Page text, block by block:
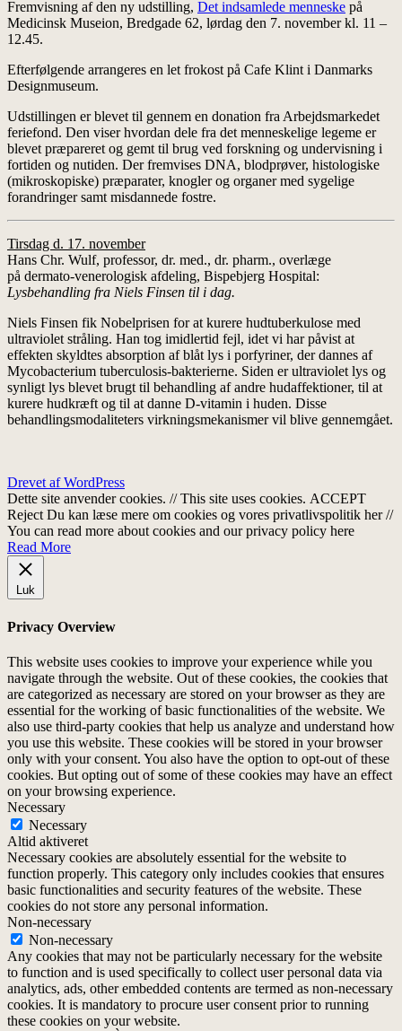
Fremvisning af den ny udstilling, Det indsamlede menneske på
Medicinsk Museion, Bredgade 62, lørdag den 7. november kl. 11 –
12.45.
Efterfølgende arrangeres en let frokost på Cafe Klint i Danmarks
Designmuseum.
Udstillingen er blevet til gennem en donation fra Arbejdsmarkedet
feriefond. Den viser hvordan dele fra det menneskelige legeme er
blevet præpareret og gemt til brug ved forskning og undervisning i
fortiden og nutiden. Der fremvises DNA, blodprøver, histologiske
(mikroskopiske) præparater, knogler og organer med sygelige
forandringer samt misdannede fostre.
Tirsdag d. 17. november
Hans Chr. Wulf, professor, dr. med., dr. pharm., overlæge
på dermato-venerologisk afdeling, Bispebjerg Hospital:
Lysbehandling fra Niels Finsen til i dag.
Niels Finsen fik Nobelprisen for at kurere hudtuberkulose med
ultraviolet stråling. Han tog imidlertid fejl, idet vi har påvist at
effekten skyldtes absorption af blåt lys i porfyriner, der dannes af
Mycobacterium tuberculosis-bakterierne. Siden er ultraviolet lys og
synligt lys blevet brugt til behandling af andre hudaffektioner, til at
kurere hudkræft og til at danne D-vitamin i huden. Disse
behandlingsmodaliteters virkningsmekanismer vil blive gennemgået.
Drevet af WordPress
Dette site anvender cookies. // This site uses cookies. ACCEPT
Reject Du kan læse mere om cookies og vores privatlivspolitik her //
You can read more about cookies and our privacy policy here
Read More
Luk
Privacy Overview
This website uses cookies to improve your experience while you
navigate through the website. Out of these cookies, the cookies that
are categorized as necessary are stored on your browser as they are
essential for the working of basic functionalities of the website. We
also use third-party cookies that help us analyze and understand how
you use this website. These cookies will be stored in your browser
only with your consent. You also have the option to opt-out of these
cookies. But opting out of some of these cookies may have an effect
on your browsing experience.
Necessary
Necessary
Altid aktiveret
Necessary cookies are absolutely essential for the website to
function properly. This category only includes cookies that ensures
basic functionalities and security features of the website. These
cookies do not store any personal information.
Non-necessary
Non-necessary
Any cookies that may not be particularly necessary for the website
to function and is used specifically to collect user personal data via
analytics, ads, other embedded contents are termed as non-necessary
cookies. It is mandatory to procure user consent prior to running
these cookies on your website.